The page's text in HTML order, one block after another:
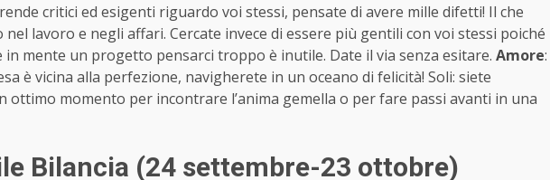
critici ed esigenti riguardo voi stessi, pensate di avere mille difetti! Il che
nel lavoro e negli affari. Cercate invece di essere più gentili con voi stessi poiché
in mente un progetto pensarci troppo è inutile. Date il via senza esitare. Amore:
è vicina alla perfezione, navigherete in un oceano di felicità! Soli: siete
ottimo momento per incontrare l’anima gemella o per fare passi avanti in una
Bilancia (24 settembre-23 ottobre)